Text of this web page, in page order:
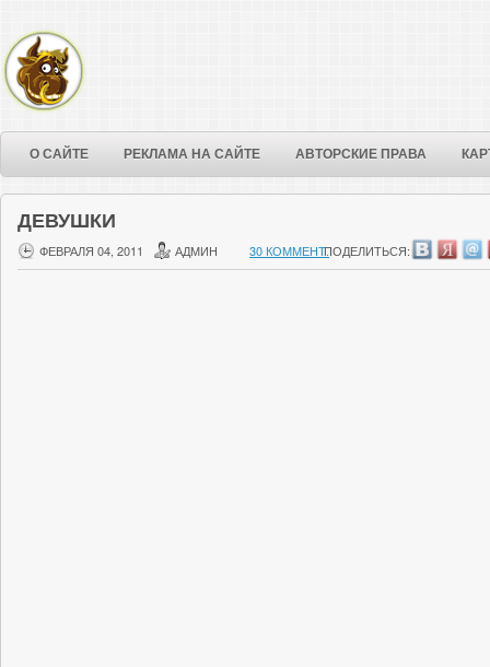
О САЙТЕ РЕКЛАМА НА САЙТЕ АВТОРСКИЕ ПРАВА
ДЕВУШКИ
ФЕВРАЛЯ 04, 2011 АДМИН 30 КОММЕНТ.ПОДЕЛИТЬСЯ: